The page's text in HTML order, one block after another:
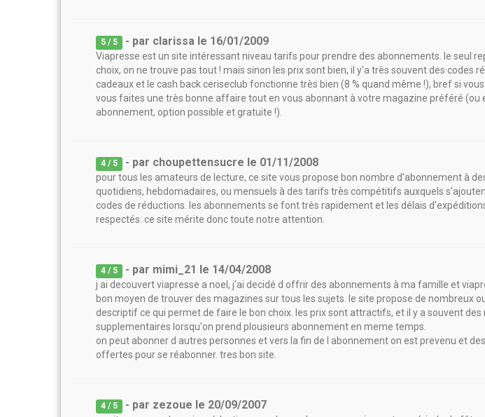
5 / 5 - par clarissa le 16/01/2009
Viapresse est un site intéressant niveau tarifs pour prendre des abonnements. le seul
choix, on ne trouve pas tout ! mais sinon les prix sont bien, il y'a très souvent des codes
cadeaux et le cash back ceriseclub fonctionne très bien (8 % quand même !), bref si
vous faites une très bonne affaire tout en vous abonnant à votre magazine préféré (ou
abonnement, option possible et gratuite !).
4 / 5 - par choupettensucre le 01/11/2008
pour tous les amateurs de lecture, ce site vous propose bon nombre d'abonnement à
quotidiens, hebdomadaires, ou mensuels à des tarifs très compétitifs auxquels
codes de réductions. les abonnements se font très rapidement et les délais
respectés. ce site mérite donc toute notre attention.
4 / 5 - par mimi_21 le 14/04/2008
j ai decouvert viapresse a noel, j'ai decidé d offrir des abonnements à ma famille et
bon moyen de trouver des magazines sur tous les sujets. le site propose de nombreux
descriptif ce qui permet de faire le bon choix. les prix sont attractifs, et il y a souvent des
supplementaires lorsqu'on prend plousieurs abonnement en meme temps.
on peut abonner d autres personnes et vers la fin de l abonnement on est prevenu et
offertes pour se réabonner. tres bon site.
4 / 5 - par zezoue le 20/09/2007